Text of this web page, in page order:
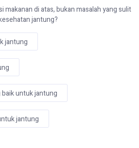
makanandiatas,bukanmasalahyangsulit
jantung?
jantung
untuk jantung
jantung